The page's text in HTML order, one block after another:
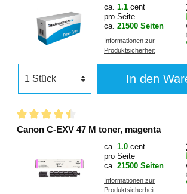
ca. 1.1 cent
pro Seite
ca. 21500 Seiten
Informationen zur
Produktsicherheit
In den
Canon C-EXV 47 M toner, magenta
ca. 1.0 cent
pro Seite
ca. 21500 Seiten
Informationen zur
Produktsicherheit